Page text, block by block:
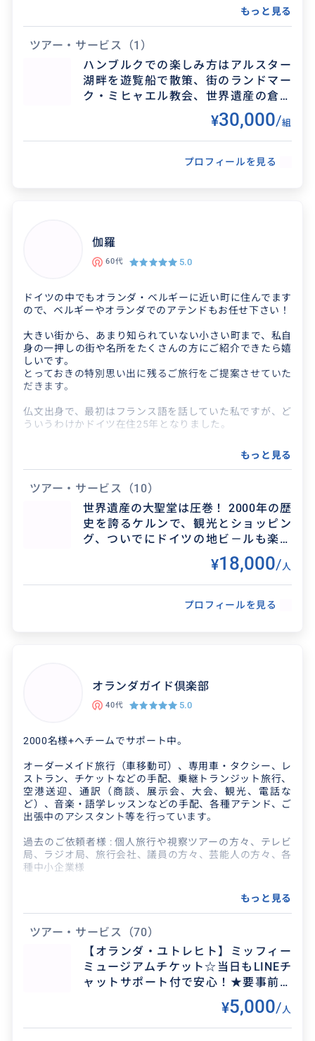
のリクエストで、ベートーヴェンハウスに行くこ
世界遺産の倉庫街、世界一の規模を誇るミニチュアラン
多い市庁舎のツアー、ビートルズが無名時代を過ごしたレ
ーパーバーン、運河をゆっくり走る遊覧船（ちなみにハン
ブルクにある橋の数は水の都ヴェネツィアより多い）
街のシンボルであるミヒャエル教会に登ってハンブルクを
一望することもお忘れなく。
私は日系大手広告代理店のクリエイテイブ・デイレクター
を経て、M.M.&P Creative Deisgn GmbHという広告制作
会社・ドイツ法人を設立。各種メデイアの広告制作物を取
オクトーバーフェストに招聘しておりステージではドイツ
語と日本語を使って会場を楽しく盛り上げるMCもやって
なく観光で来られる方は残念ながら少ないです。
でも実は見所が満載の素敵な街なのですよ～ガイドブック
この記事を読んでくれた貴方にも素敵なハンブルクの街を
是非とも体験してください。喜んでお手伝いさせていただ
きます。
ご連絡をお待ちしております。
得意なジャンル / 分野
ハンブルクの歴史ツアー、美食・美飲ツアー、教
会ツアー、お買い物ツアー、アルスター湖畔散策
ツアーなどなどお好きな組み合わせをいくつで
臨機応変！大満足プライベートツアー
70代
事前に質問したお土産やレストランについて即座
に情報提供していただき、限られた時間を有効活
用できました。また当日もあらかじめ立てていた
だいたプランを変...
もっと見る
ツアー・サービス （1）
ハンブルクでの楽しみ方はアルスター
湖畔を遊覧船で散策、街のランドマー
ク・ミヒャエル教会、世界遺産の倉庫
街、地ビール屋さん、ショッピングな
¥30,000/組
プロフィールを見る
伽羅
60代 5.0
ドイツの中でもオランダ・ベルギーに近い町に住んでます
ので、ベルギーやオランダでのアテンドもお任せ下さい！
大きい街から、あまり知られていない小さい町まで、私自
身の一押しの街や名所をたくさんの方にご紹介できたら嬉
しいです。
とっておきの特別思い出に残るご旅行をご提案させていた
だきます。
仏文出身で、最初はフランス語を話していた私ですが、ど
ういうわけかドイツ在住25年となりました。
その他日本から大...
ブルージュのベストガイド！
30代 2026/6/20
非常に親切で気さくなガイドさんです！ブルージ
ュを大変詳しく説明してくださりこちらの興味な
ども加味し観光スポットをガイドしてくださいま
もっと見る
ツアー・サービス （10）
世界遺産の大聖堂は圧巻！ 2000年の歴
史を誇るケルンで、観光とショッピン
グ、ついでにドイツの地ビ－ルも楽し
¥18,000/ 人
プロフィールを見る
オランダガイド倶楽部
40代 5.0
2000名様+へチームでサポート中。
オーダーメイド旅行（車移動可）、専用車・タクシー、レ
ストラン、チケットなどの手配、乗継トランジット旅行、
空港送迎、通訳（商談、展示会、大会、観光、電話な
ど）、音楽・語学レッスンなどの手配、各種アテンド、ご
出張中のアシスタント等を行っています。
過去のご依頼者様 : 個人旅行や視察ツアーの方々、テレビ
局、ラジオ局、旅行会社、議員の方々、芸能人の方々、各
種中小企業様
過去のアテンド国 : オランダ、ベルギー 、ドイツ、フラン
窓口担当オランダまりぽさの自己紹介:
旅程管理主任者取得済。2000年よりずっと旅行業界で活
拓、添乗員、ツアー企画手配などを正社員（総合職）で行
もっと見る
ツアー・サービス （70）
【オランダ・ユトレヒト】ミッフィー
ミュージアムチケット☆当日もLINEチ
ャットサポート付で安心！★要事前予
¥5,000/人